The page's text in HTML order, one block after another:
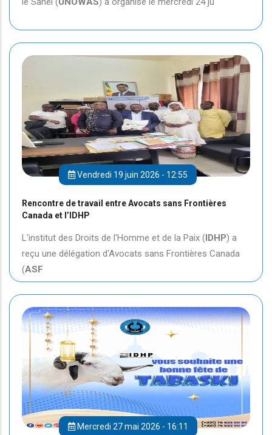
Vendredi 19 juin 2026 - 12:55
Rencontre de travail entre Avocats sans Frontières
Canada et l’IDHP
L'institut des Droits de l'Homme et de la Paix (IDHP) a
reçu une délégation d'Avocats sans Frontières Canada
(ASF
Mercredi 27 mai 2026 - 16:11